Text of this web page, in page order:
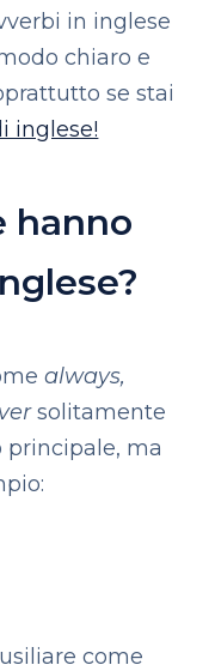
in inglese
chiaro e
se stai
inglese!
hanno
always,
solitamente
principale, ma
come